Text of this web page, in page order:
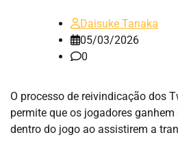
Daisuke Tanaka
05/03/2026
0
O processo de reivindicação dos
permite que os jogadores
dentro do jogo ao assistirem a